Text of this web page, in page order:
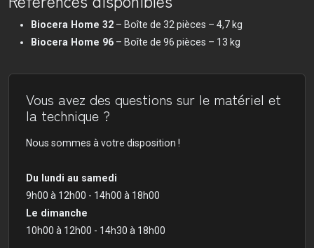
Biocera Home 32 – Boîte de 32 pièces – 4,7 kg
Biocera Home 96 – Boîte de 96 pièces – 13 kg
Vous avez des questions sur le matériel et
la technique ?
Nous sommes à votre disposition !
Du lundi au samedi
9h00 à 12h00 - 14h00 à 18h00
Le dimanche
10h00 à 12h00 - 14h30 à 18h00